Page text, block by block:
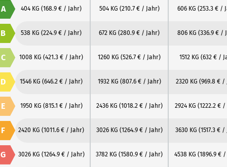
A 404 KG (168.9 € / Jahr) 504 KG (210.7 € / Jahr) 606 KG (253.3 € /
B 538 KG (224.9 € / Jahr) 672 KG (280.9 € / Jahr) 806 KG (336.9 € /
C 1008 KG (421.3 € / Jahr) 1260 KG (526.7 € / Jahr) 1512 KG (632 € /
D 1546 KG (646.2 € / Jahr) 1932 KG (807.6 € / Jahr) 2320 KG (969.8 € /
E 1950 KG (815.1 € / Jahr) 2436 KG (1018.2 € / Jahr) 2924 KG (1222.2 € /
F 2420 KG (1011.6 € / Jahr) 3026 KG (1264.9 € / Jahr) 3630 KG (1517.3 € /
G 3026 KG (1264.9 € / Jahr) 3782 KG (1580.9 € / Jahr) 4538 KG (1896.9 €